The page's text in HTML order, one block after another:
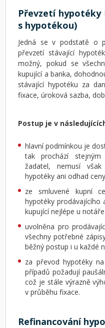
Převzetí
s hypotékou)
Jedná se v podstatě o
převzetí stávající
možný, pokud se
kupující a banka,
stávající hypotéku za
fixace, úroková sazba,
Postup je v
hlavní podmínkou je
tak prochází
žadatel, nemusí
hypotéky ani odhad
ze smluvené kupní
hypotéky prodávajícího
kupující nejlépe u
uvolněna pro
všechny potřebné
běžný postup i u každé
za převod hypotéky
případů požadují
což je stále výrazně
v průběhu fixace.
Refinancování